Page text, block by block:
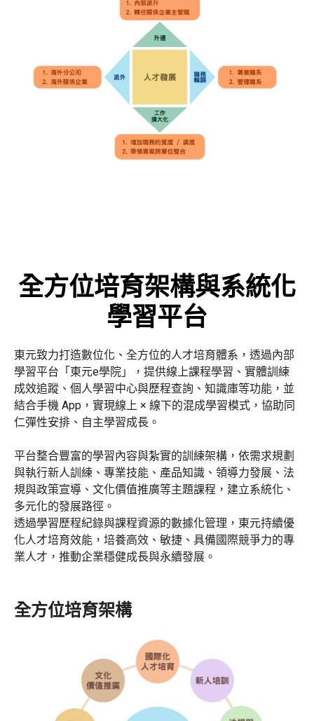
全方位培育架構與系統化
學習平台
東元致力打造數位化、全方位的人才培育體系，透過內部
學習平台「東元e學院」，提供線上課程學習、實體訓練
成效追蹤、個人學習中心與歷程查詢、知識庫等功能，並
結合手機 App，實現線上 × 線下的混成學習模式，協助同
仁彈性安排、自主學習成長。
平台整合豐富的學習內容與紮實的訓練架構，依需求規劃
與執行新人訓練、專業技能、產品知識、領導力發展、法
規與政策宣導、文化價值推廣等主題課程，建立系統化、
多元化的發展路徑。
透過學習歷程紀錄與課程資源的數據化管理，東元持續優
化人才培育效能，培養高效、敏捷、具備國際競爭力的專
業人才，推動企業穩健成長與永續發展。
全方位培育架構